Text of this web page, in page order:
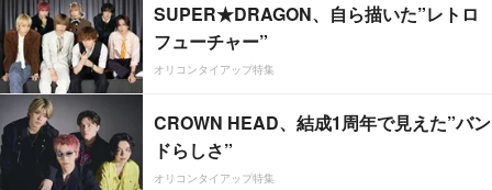
SUPER★DRAGON、自ら描いた”レトロ
フューチャー”
オリコンタイアップ特集
CROWN HEAD、結成1周年で見えた”バン
ドらしさ”
オリコンタイアップ特集